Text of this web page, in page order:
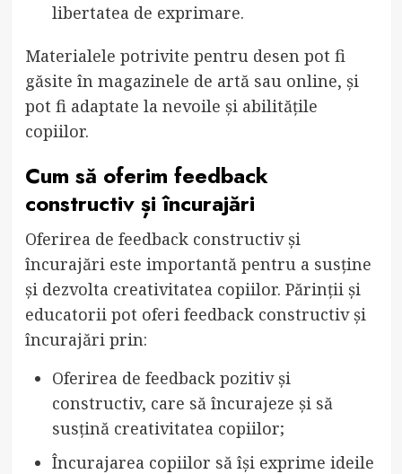
libertatea de exprimare.
Materialele potrivite pentru desen pot fi
găsite în magazinele de artă sau online, și
pot fi adaptate la nevoile și abilitățile
copiilor.
Cum să oferim feedback
constructiv și încurajări
Oferirea de feedback constructiv și
încurajări este importantă pentru a susține
și dezvolta creativitatea copiilor. Părinții și
educatorii pot oferi feedback constructiv și
încurajări prin:
Oferirea de feedback pozitiv și
constructiv, care să încurajeze și să
susțină creativitatea copiilor;
Încurajarea copiilor să își exprime ideile